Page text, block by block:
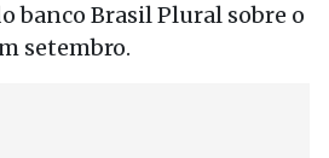
banco Brasil Plural sobre o
setembro.